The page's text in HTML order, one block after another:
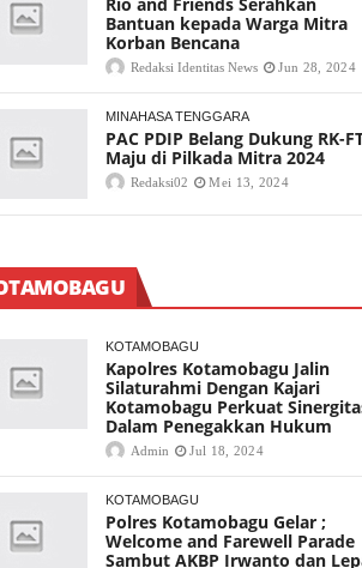
Bantuan kepada Warga Mitra
Korban Bencana
Redaksi Identitas News Jun 28, 2024
MINAHASA TENGGARA
PAC PDIP Belang Dukung RK-
Maju di Pilkada Mitra 2024
Redaksi02 Mei 13, 2024
KOTAMOBAGU
Kapolres Kotamobagu Jalin
Silaturahmi Dengan Kajari
Kotamobagu Perkuat
Dalam Penegakkan Hukum
Admin Jul 18, 2024
KOTAMOBAGU
Polres Kotamobagu Gelar ;
Welcome and Farewell Parade
Sambut AKBP Irwanto dan